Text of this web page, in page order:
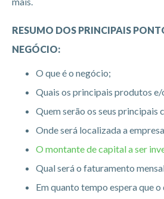
RESUMO DOS PRINCIPAIS
NEGÓCIO:
O que é o negócio;
Quais os principais produtos e/
Quem serão os seus principais
Onde será localizada a
O montante de capital a ser
Qual será o faturamento
Em quanto tempo espera que